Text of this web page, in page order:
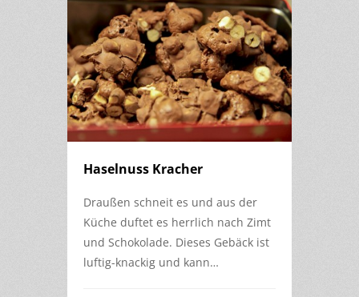
Haselnuss Kracher
Draußen schneit es und aus der
Küche duftet es herrlich nach Zimt
und Schokolade. Dieses Gebäck ist
luftig-knackig und kann…